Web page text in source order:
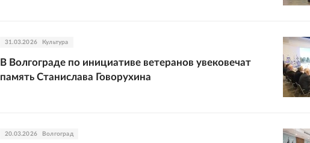
31.03.2026 Культура
В Волгограде по инициативе ветеранов увековечат
память Станислава Говорухина
20.03.2026 Волгоград